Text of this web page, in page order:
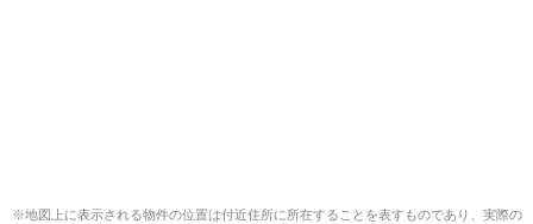
※地図上に表示される物件の位置は付近住所に所在することを表すものであり、実際の